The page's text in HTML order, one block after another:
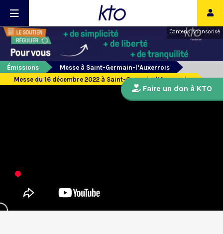
Contenu sponsorisé
Émissions
Messe à Saint-Germain-l’Auxerrois
Messe du 16 décembre 2022 à Saint-Germain-l’Auxerrois
Faire un don à KTO